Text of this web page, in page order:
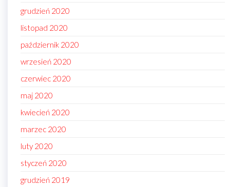
grudzień 2020
listopad 2020
październik 2020
wrzesień 2020
czerwiec 2020
maj 2020
kwiecień 2020
marzec 2020
luty 2020
styczeń 2020
grudzień 2019